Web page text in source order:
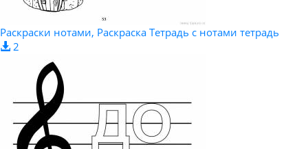
Раскраски нотами, Раскраска Тетрадь с нотами тетрадь
2